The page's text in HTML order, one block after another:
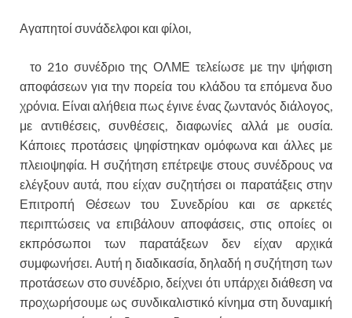
Αγαπητοί συνάδελφοι και φίλοι,
το 21ο συνέδριο της ΟΛΜΕ τελείωσε με την ψήφιση
αποφάσεων για την πορεία του κλάδου τα επόμενα δυο
χρόνια. Είναι αλήθεια πως έγινε ένας ζωντανός διάλογος,
με αντιθέσεις, συνθέσεις, διαφωνίες αλλά με ουσία.
Κάποιες προτάσεις ψηφίστηκαν ομόφωνα και άλλες με
πλειοψηφία. Η συζήτηση επέτρεψε στους συνέδρους να
ελέγξουν αυτά, που είχαν συζητήσει οι παρατάξεις στην
Επιτροπή Θέσεων του Συνεδρίου και σε αρκετές
περιπτώσεις να επιβάλουν αποφάσεις, στις οποίες οι
εκπρόσωποι των παρατάξεων δεν είχαν αρχικά
συμφωνήσει. Αυτή η διαδικασία, δηλαδή η συζήτηση των
προτάσεων στο συνέδριο, δείχνει ότι υπάρχει διάθεση να
προχωρήσουμε ως συνδικαλιστικό κίνημα στη δυναμική